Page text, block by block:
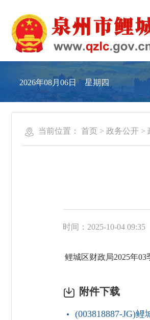
2026年08月06日 星期四
当前位置： 首页 > 政务公开 >
时间：2025-10-04 09:35
鲤城区财政局2025年
附件下载
(003818887-JG)